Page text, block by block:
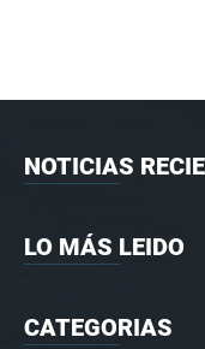
NOTICIAS
LO MÁS LEIDO
CATEGORIAS